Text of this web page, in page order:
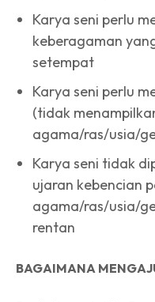
Karya seni perlu
keberagaman
setempat
Karya seni perlu
(tidak
agama/ras/usia/
Karya seni tidak
ujaran kebencian
agama/ras/usia/
rentan
BAGAIMANA